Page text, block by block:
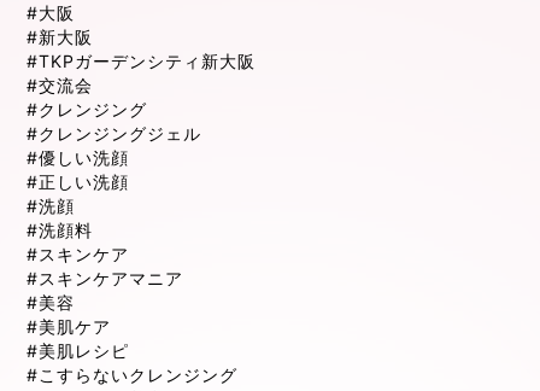
#大阪
#新大阪
#TKPガーデンシティ新大阪
#交流会
#クレンジング
#クレンジングジェル
#優しい洗顔
#正しい洗顔
#洗顔
#洗顔料
#スキンケア
#スキンケアマニア
#美容
#美肌ケア
#美肌レシピ
#こすらないクレンジング